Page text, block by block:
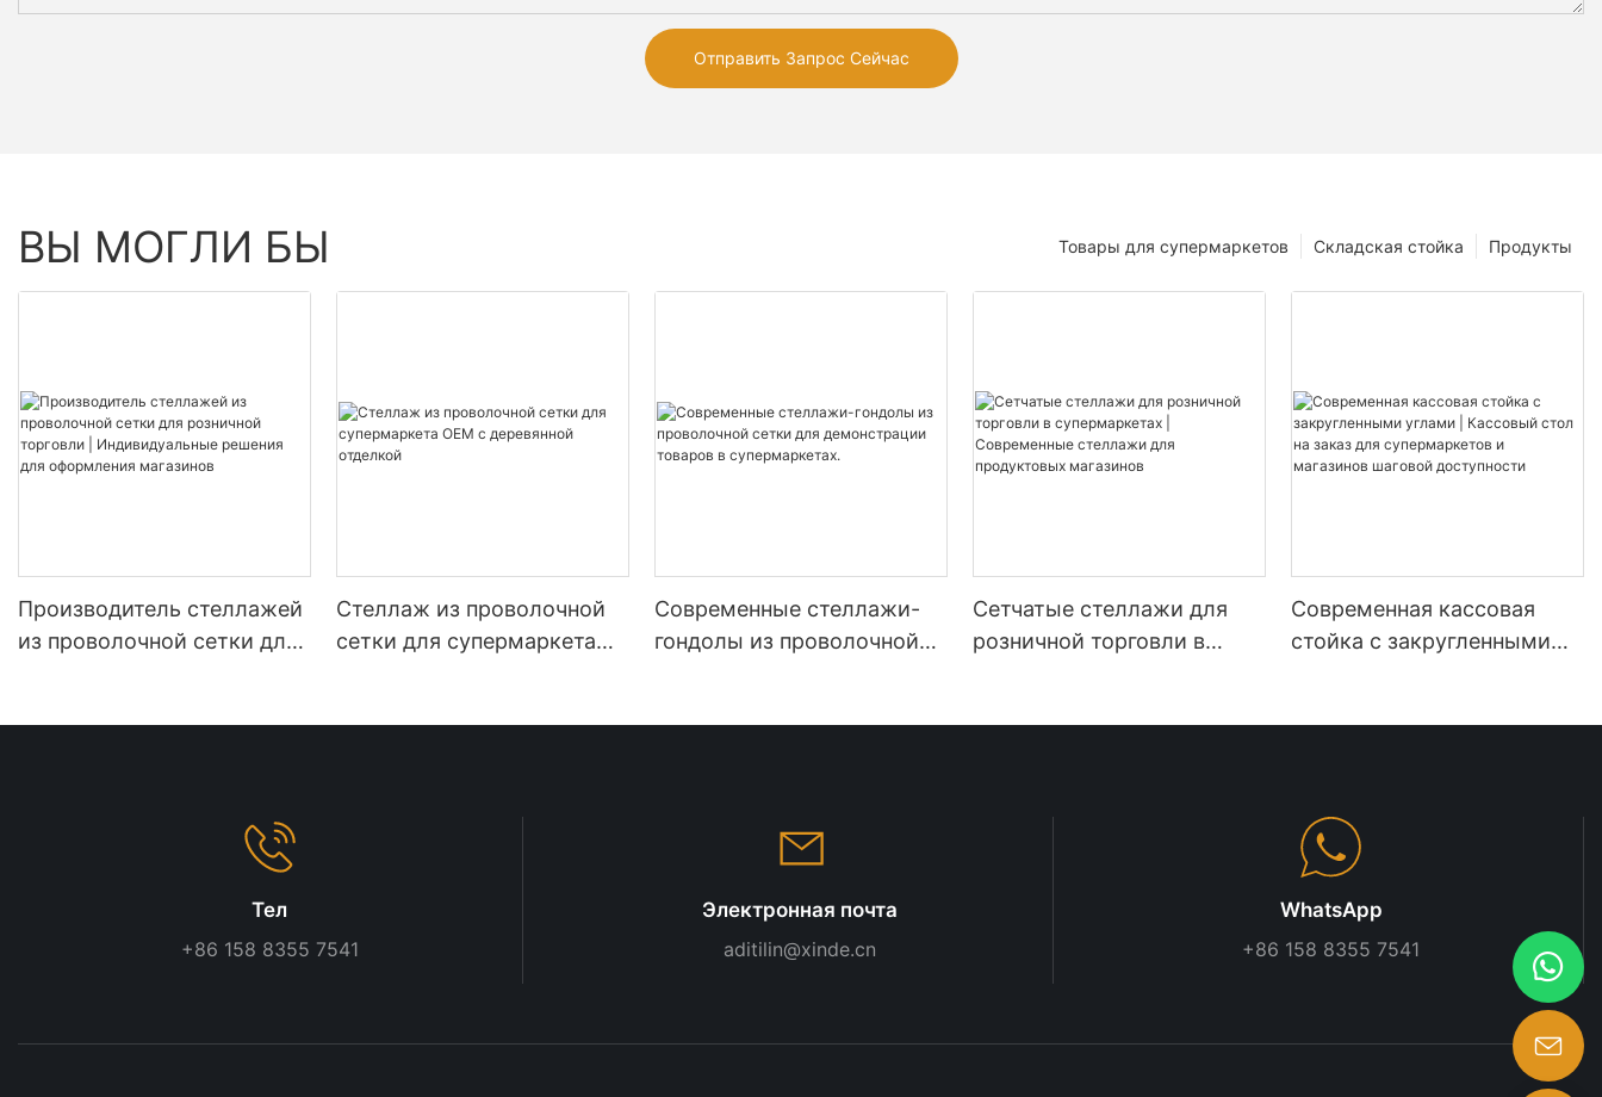
Отправить Запрос Сейчас
ВЫ МОГЛИ БЫ Продукты
Складская стойка
Товары для супермаркетов
Производитель стеллажей
из проволочной сетки для
Стеллаж из проволочной
сетки для супермаркета
Современные стеллажи-
гондолы из проволочной
Сетчатые стеллажи для
розничной торговли в
Современная кассовая
стойка с закругленными
Тел
+86 158 8355 7541
Электронная почта
aditilin@xinde.cn
WhatsApp
+86 158 8355 7541